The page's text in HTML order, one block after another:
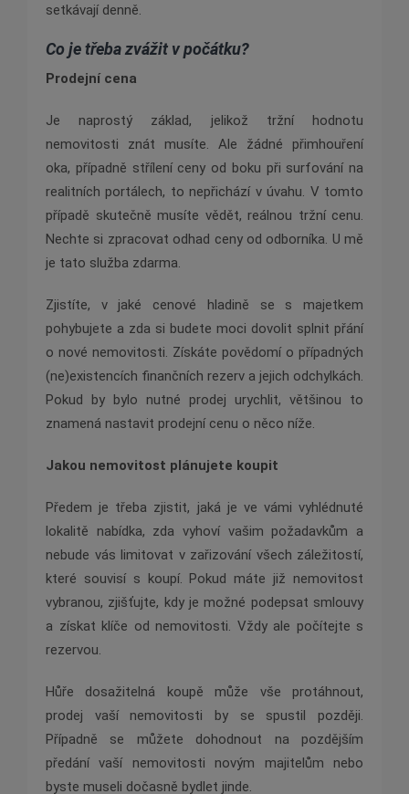
setkávají denně.
Co je třeba zvážit v počátku?
Prodejní cena
Je naprostý základ, jelikož tržní hodnotu
nemovitosti znát musíte. Ale žádné přimhouření
oka, případně střílení ceny od boku při surfování na
realitních portálech, to nepřichází v úvahu. V tomto
případě skutečně musíte vědět, reálnou tržní cenu.
Nechte si zpracovat odhad ceny od odborníka. U mě
je tato služba zdarma.
Zjistíte, v jaké cenové hladině se s majetkem
pohybujete a zda si budete moci dovolit splnit přání
o nové nemovitosti. Získáte povědomí o případných
(ne)existencích finančních rezerv a jejich odchylkách.
Pokud by bylo nutné prodej urychlit, většinou to
znamená nastavit prodejní cenu o něco níže.
Jakou nemovitost plánujete koupit
Předem je třeba zjistit, jaká je ve vámi vyhlédnuté
lokalitě nabídka, zda vyhoví vašim požadavkům a
nebude vás limitovat v zařizování všech záležitostí,
které souvisí s koupí. Pokud máte již nemovitost
vybranou, zjišťujte, kdy je možné podepsat smlouvy
a získat klíče od nemovitosti. Vždy ale počítejte s
rezervou.
Hůře dosažitelná koupě může vše protáhnout,
prodej vaší nemovitosti by se spustil později.
Případně se můžete dohodnout na pozdějším
předání vaší nemovitosti novým majitelům nebo
byste museli dočasně bydlet jinde.